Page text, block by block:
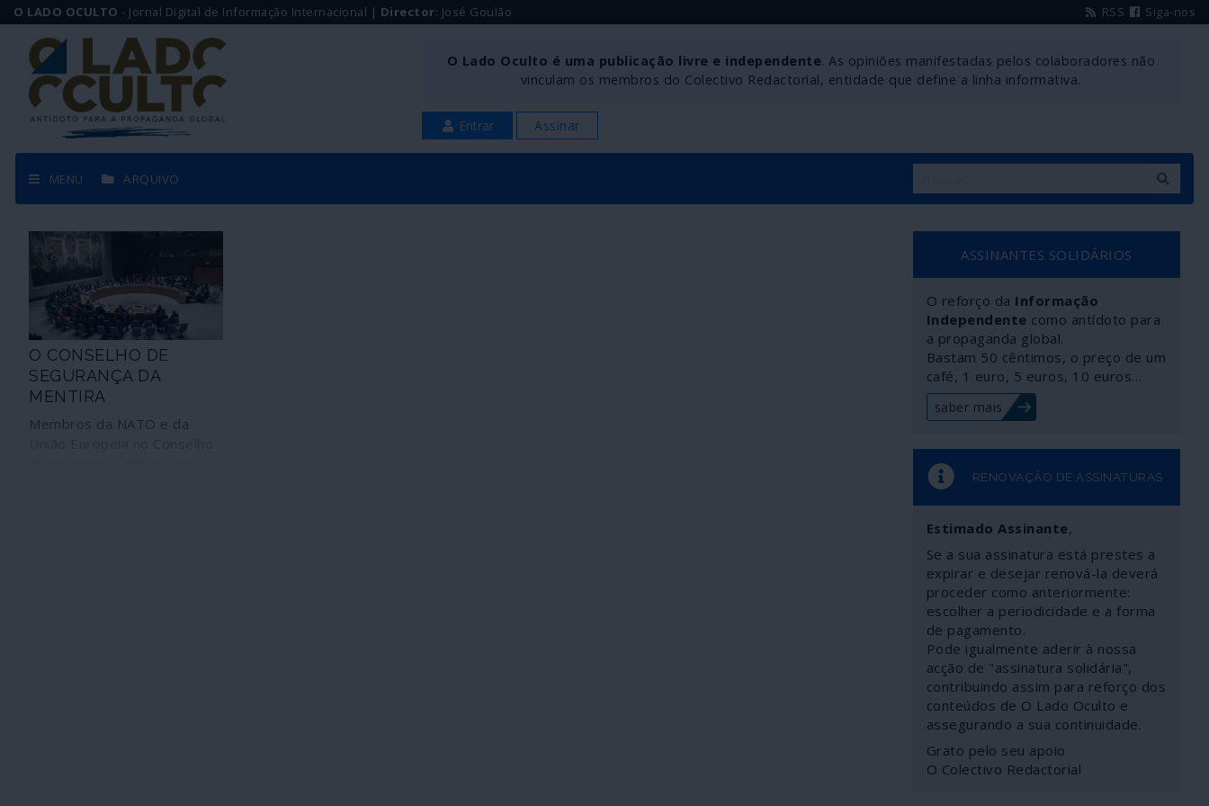
O LADO OCULTO - Jornal Digital de Informação Internacional | Director: José Goulão RSS Siga-nos
O Lado Oculto é uma publicação livre e independente. As opiniões manifestadas pelos colaboradores não
vinculam os membros do Colectivo Redactorial, entidade que define a linha informativa.
Entrar Assinar
MENU ARQUIVO
O CONSELHO DE
SEGURANÇA DA
MENTIRA
Membros da NATO e da
ASSINANTES SOLIDÁRIOS
O reforço da Informação
Independente como antídoto para
a propaganda global.
Bastam 50 cêntimos, o preço de um
café, 1 euro, 5 euros, 10 euros…
saber mais
RENOVAÇÃO DE ASSINATURAS
Estimado Assinante,
Se a sua assinatura está prestes a
expirar e desejar renová-la deverá
proceder como anteriormente:
escolher a periodicidade e a forma
de pagamento.
Pode igualmente aderir à nossa
acção de "assinatura solidária",
contribuindo assim para reforço dos
conteúdos de O Lado Oculto e
assegurando a sua continuidade.
Grato pelo seu apoio
O Colectivo Redactorial